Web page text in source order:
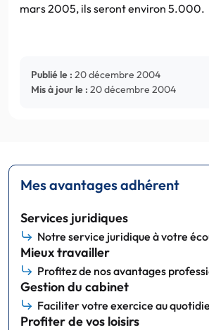
mars 2005, ils seront environ 5.000.
Publié le : 20 décembre 2004
Mis à jour le : 20 décembre 2004
Mes avantages adhérent
Services juridiques
Notre service juridique à votre
Mieux travailler
Profitez de nos avantages
Gestion du cabinet
Faciliter votre exercice au
Profiter de vos loisirs